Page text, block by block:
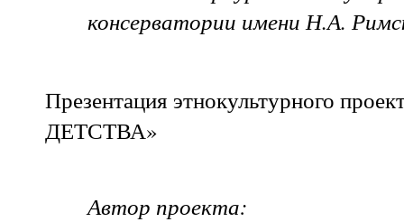
консерватории имени Н.А.
Презентация этнокультурного
ДЕТСТВА»
Автор проекта: